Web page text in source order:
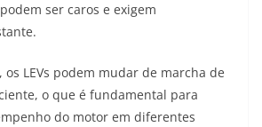
ser caros e exigem
os LEVs podem mudar de marcha de
o que é fundamental para
do motor em diferentes